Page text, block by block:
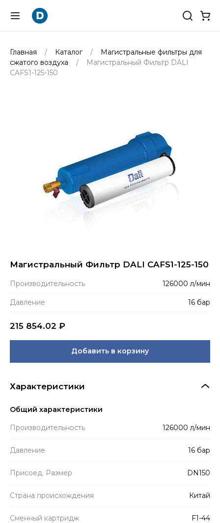
Главная Каталог
Магистральные фильтры для
сжатого воздуха
Магистральный Фильтр DALI
CAFS1-125-150
Магистральный Фильтр DALI CAFS1-125-150
Производитель­ность 126000 л/мин
Давление 16 бар
215 854.02 ₽
Добавить в корзину
Характеристики
Общий характеристики
Производитель­ность 126000 л/мин
Давление 16 бар
Присоед. Размер DN150
Страна происхождения Китай
Сменный картридж F1-44